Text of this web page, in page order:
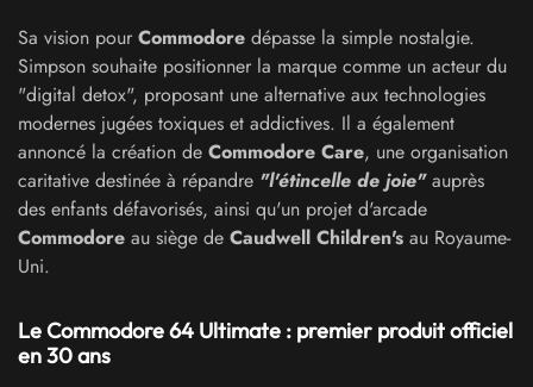
Sa vision pour Commodore dépasse la simple nostalgie.
Simpson souhaite positionner la marque comme un acteur du
"digital detox", proposant une alternative aux technologies
modernes jugées toxiques et addictives. Il a également
annoncé la création de Commodore Care, une organisation
caritative destinée à répandre "l'étincelle de joie"auprès
des enfants défavorisés, ainsi qu'un projet d'arcade
Commodore au siège de Caudwell Children's au Royaume-
Uni.
Le Commodore 64 Ultimate : premier produit officiel
en 30 ans